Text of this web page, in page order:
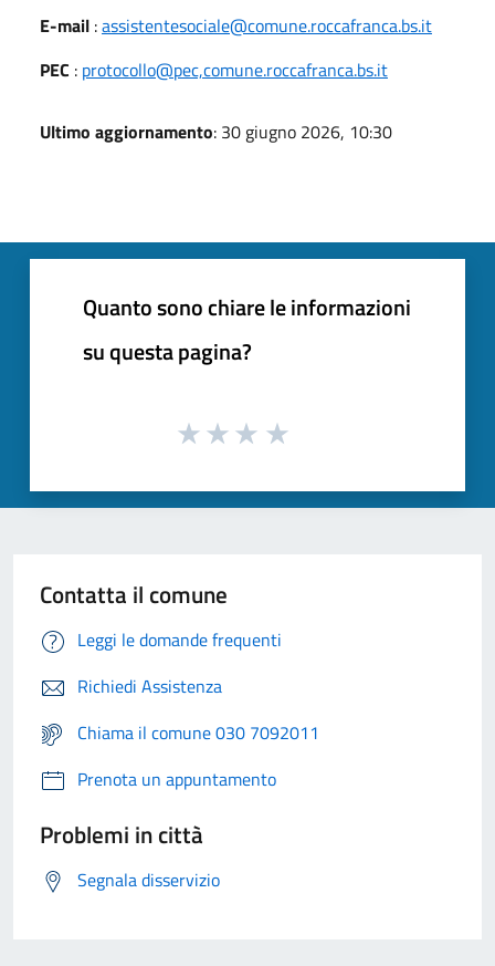
E-mail :assistentesociale@comune.roccafranca.bs.it
PEC : protocollo@pec,comune.roccafranca.bs.it
Ultimo aggiornamento: 30 giugno 2026, 10:30
Quanto sono chiare le informazioni
su questa pagina?
Contatta il comune
Leggi le domande frequenti
Richiedi Assistenza
Chiama il comune 030 7092011
Prenota un appuntamento
Problemi in città
Segnala disservizio